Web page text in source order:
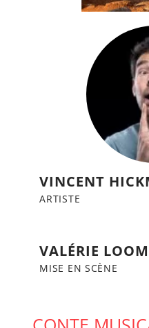
VINCENT
ARTISTE
VALÉRIE
MISE EN SCÈNE